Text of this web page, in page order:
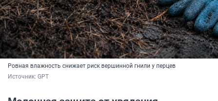
Ровная влажность снижает риск вершинной гнили у перцев
Источник: GPT